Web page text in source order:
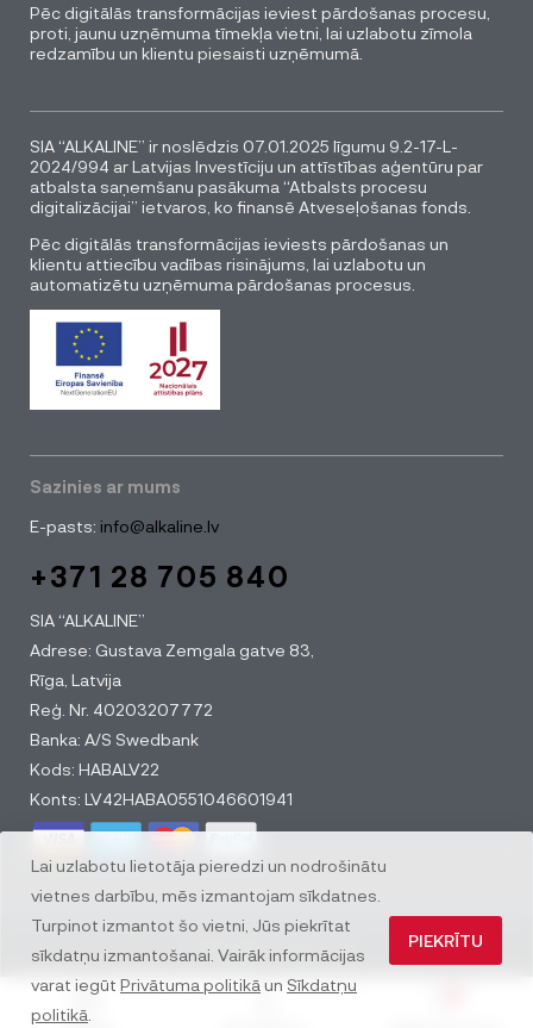
Lai uzlabotu lietotāja pieredzi un nodrošinātu
vietnes darbību, mēs izmantojam sīkdatnes.
Turpinot izmantot šo vietni, Jūs piekrītat
sīkdatņu izmantošanai. Vairāk informācijas
varat iegūt Privātuma politikā un Sīkdatņu
politikā
PIEKRĪTU
Pēc digitālās transformācijas ieviest pārdošanas procesu,
proti, jaunu uzņēmuma tīmekļa vietni, lai uzlabotu zīmola
redzamību un klientu piesaisti uzņēmumā.
SIA “ALKALINE” ir noslēdzis 07.01.2025 līgumu 9.2-17-L-
2024/994 ar Latvijas Investīciju un attīstības aģentūru par
atbalsta saņemšanu pasākuma “Atbalsts procesu
digitalizācijai” ietvaros, ko finansē Atveseļošanas fonds.
Pēc digitālās transformācijas ieviests pārdošanas un
klientu attiecību vadības risinājums, lai uzlabotu un
automatizētu uzņēmuma pārdošanas procesus.
Sazinies ar mums
E-pasts: info@alkaline.lv
+371 28 705 840
SIA “ALKALINE”
Adrese: Gustava Zemgala gatve 83,
Rīga, Latvija
Reģ. Nr. 40203207772
Banka: A/S Swedbank
Kods: HABALV22
Konts: LV42HABA0551046601941
© All rights reserved